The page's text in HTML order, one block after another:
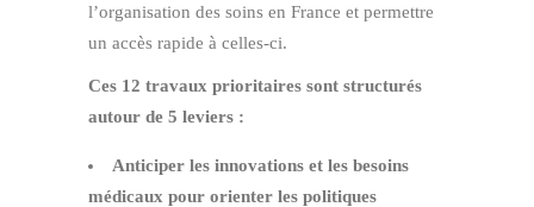
l’organisation des soins en France et permettre
un accès rapide à celles-ci.
Ces 12 travaux prioritaires sont structurés
autour de 5 leviers :
Anticiper les innovations et les besoins
médicaux pour orienter les politiques